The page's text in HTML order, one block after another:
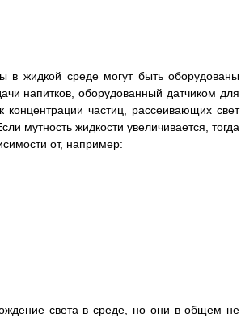
жидкой среде могут быть оборудованы
напитков, оборудованный датчиком для
частиц, рассеивающих свет
мутность жидкости увеличивается, тогда
от, например:
света в среде, но они в общем не